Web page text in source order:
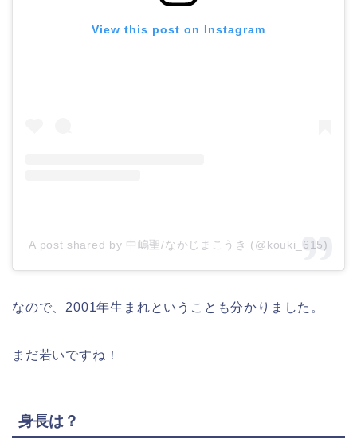
View this post on Instagram
A post shared by 中嶋聖/なかじまこうき (@kouki_615)
なので、2001年生まれということも分かりました。
まだ若いですね！
身長は？